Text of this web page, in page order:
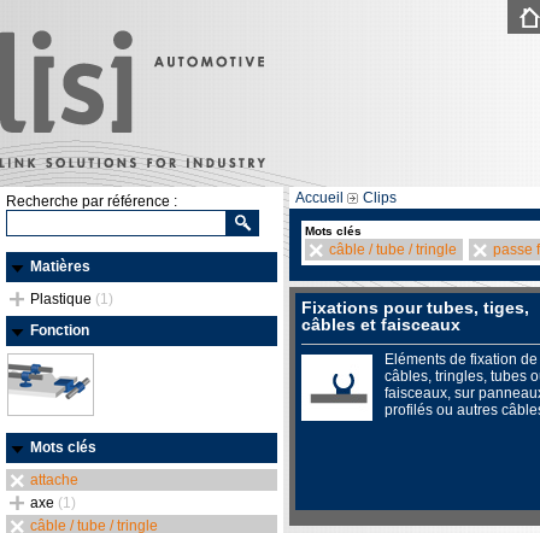
Recherche par référence :
Matières
Plastique (1)
Fonction
Mots clés
attache
axe (1)
câble / tube / tringle
Accueil Clips
Mots clés
câble / tube / tringle passe
Fixations pour tubes, tiges,
câbles et faisceaux
Eléments de fixation de
câbles, tringles, tubes
faisceaux, sur
profilés ou autres